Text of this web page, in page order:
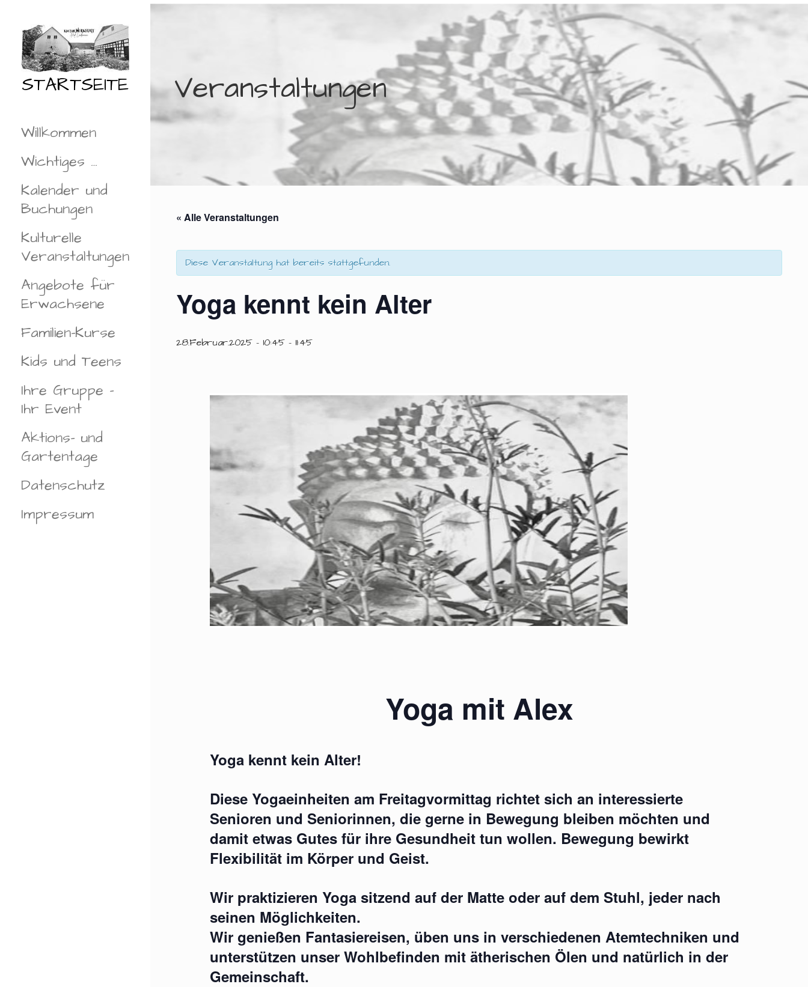
Zum
STARTSEITE
Willkommen
Wichtiges …
Kalender und
Buchungen
Kulturelle
Veranstaltungen
Angebote für
Erwachsene
Familien-Kurse
Kids und Teens
Ihre Gruppe –
Ihr Event
Aktions- und
Gartentage
Datenschutz
Impressum
Veranstaltungen
« Alle Veranstaltungen
Diese Veranstaltung hat bereits stattgefunden.
Yoga kennt kein Alter
28.Februar.2025 - 10:45 - 11:45
Yoga mit Alex
Yoga kennt kein Alter!
Diese Yogaeinheiten am Freitagvormittag richtet sich an interessierte
Senioren und Seniorinnen, die gerne in Bewegung bleiben möchten und
damit etwas Gutes für ihre Gesundheit tun wollen. Bewegung bewirkt
Flexibilität im Körper und Geist.
Wir praktizieren Yoga sitzend auf der Matte oder auf dem Stuhl, jeder nach
seinen Möglichkeiten.
Wir genießen Fantasiereisen, üben uns in verschiedenen Atemtechniken und
unterstützen unser Wohlbefinden mit ätherischen Ölen und natürlich in der
Gemeinschaft.
CLOSE